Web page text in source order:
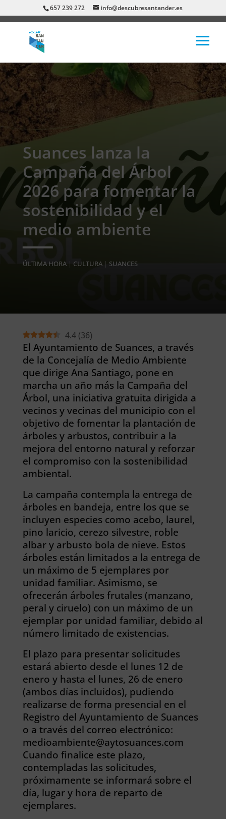
657 239 272 info@descubresantander.es
Suances lanza la
Campaña del Árbol
2026 para fomentar la
sostenibilidad y el
medio ambiente
ÚLTIMA HORA| CULTURA| SUANCES
4.4 (36)
El Ayuntamiento de Suances, a través
de la Concejalía de Medio Ambiente
que dirige Ana Santiago, pone en
marcha un año más la Campaña del
Árbol, una iniciativa gratuita dirigida a
vecinos y vecinas del municipio con el
objetivo de fomentar la plantación de
árboles y arbustos, contribuir a la
mejora del entorno natural y reforzar
el compromiso con la sostenibilidad
ambiental.
La campaña contempla la entrega de
árboles en bandeja, entre los que se
incluyen especies como acebo, laurel,
pino laricio, cerezo silvestre, roble
albar y arbusto bola de nieve. Estos
árboles están limitados a la entrega de
un máximo de 5 ejemplares por
unidad familiar. Asimismo, se
ofrecerán árboles frutales (manzano,
peral y ciruelo) con un máximo de un
ejemplar por unidad familiar, debido al
número limitado de existencias.
El plazo para presentar solicitudes
estará abierto desde el lunes 12 de
enero y hasta el lunes, 26 de enero
(ambos días incluidos), pudiendo
realizarse de forma presencial en el
Registro del Ayuntamiento de Suances
o a través del correo electrónico:
medioambiente@aytosuances.com
Cuando finalice este plazo,
contempladas las solicitudes,
próximamente se informará sobre el
día, lugar y hora de reparto de
ejemplares.